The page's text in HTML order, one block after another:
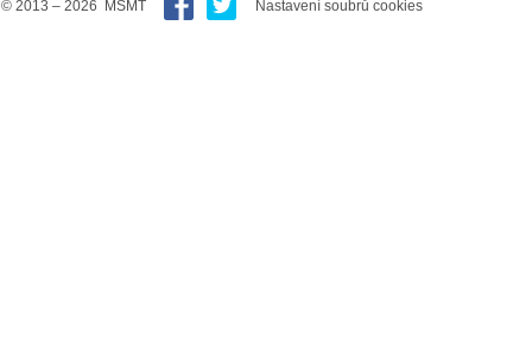
© 2013 – 2026 MŠMT Nastavení soubrů cookies